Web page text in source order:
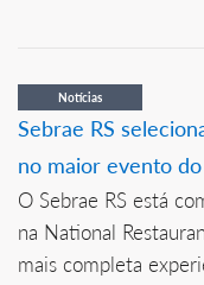
Notícias
Sebrae RS
no maior evento
O Sebrae RS está
na National
mais completa